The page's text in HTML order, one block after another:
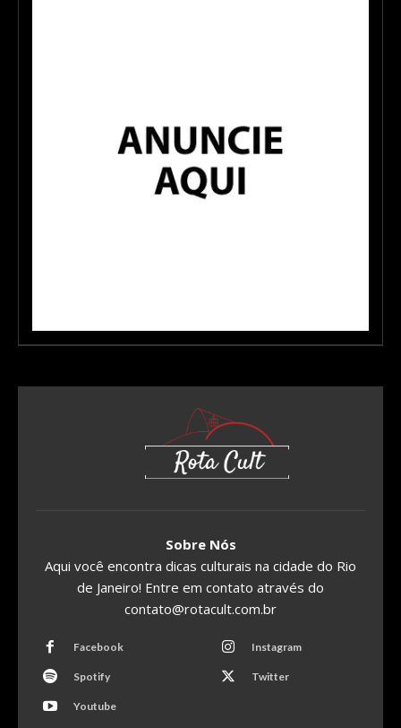
Sobre Nós
Aqui você encontra dicas culturais na cidade do Rio
de Janeiro! Entre em contato através do
contato@rotacult.com.br
Facebook Instagram
Spotify Twitter
Youtube